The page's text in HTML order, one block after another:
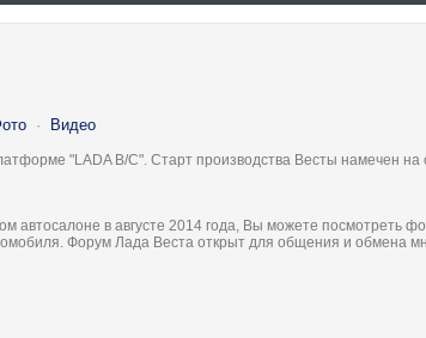
· Видео
"LADA B/C". Старт производства Весты намечен на
автосалоне в августе 2014 года, Вы можете посмотреть
Форум Лада Веста открыт для общения и обмена